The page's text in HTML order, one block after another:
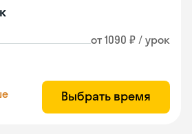
от 1090 ₽ / урок
Выбрать время